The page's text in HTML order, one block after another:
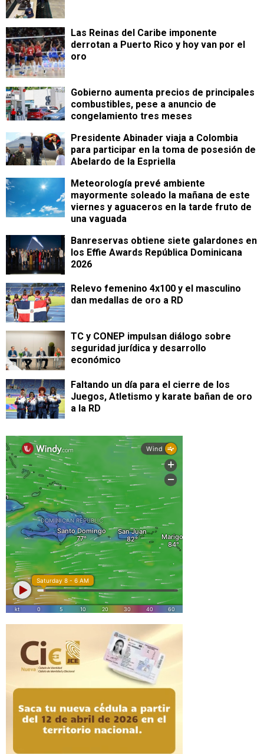
Las Reinas del Caribe imponente
derrotan a Puerto Rico y hoy van por el
oro
Gobierno aumenta precios de principales
combustibles, pese a anuncio de
congelamiento tres meses
Presidente Abinader viaja a Colombia
para participar en la toma de posesión de
Abelardo de la Espriella
Meteorología prevé ambiente
mayormente soleado la mañana de este
viernes y aguaceros en la tarde fruto de
una vaguada
Banreservas obtiene siete galardones en
los Effie Awards República Dominicana
2026
Relevo femenino 4x100 y el masculino
dan medallas de oro a RD
TC y CONEP impulsan diálogo sobre
seguridad jurídica y desarrollo
económico
Faltando un día para el cierre de los
Juegos, Atletismo y karate bañan de oro
a la RD